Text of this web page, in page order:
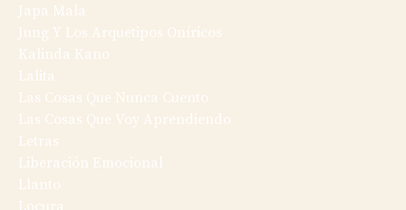
Japa Mala
Jung Y Los Arquetipos Oníricos
Kalinda Kano
Lalita
Las Cosas Que Nunca Cuento
Las Cosas Que Voy Aprendiendo
Letras
Liberación Emocional
Llanto